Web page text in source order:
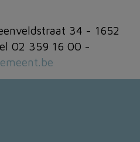
34 - 1652
02 359 16 00 -